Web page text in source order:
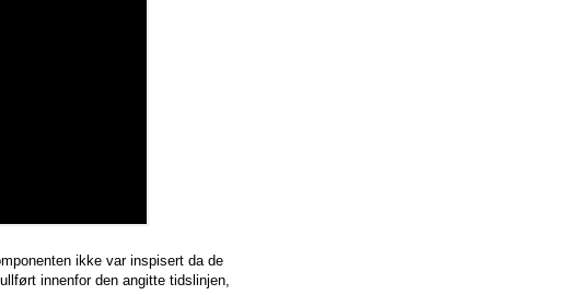
ikke var inspisert da de
innenfor den angitte tidslinjen,